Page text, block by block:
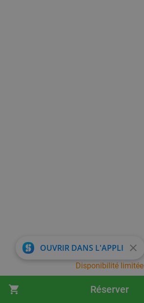
Disponibilité limitée
Réserver
OUVRIR DANS L'APPLI close